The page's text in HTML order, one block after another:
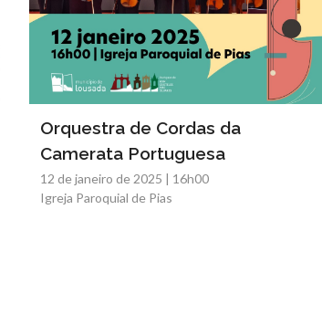
Orquestra de Cordas da
Camerata Portuguesa
12 de janeiro de 2025 | 16h00
Igreja Paroquial de Pias